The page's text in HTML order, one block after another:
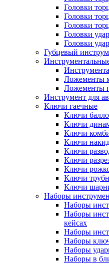
Головки
Головки
Головки
Головки
Головки
Губцевый
Ложементы
Ложементы
Инструмент для
Ключи гаечные
Ключи
Ключи
Ключи
Ключи
Ключи
Ключи
Ключи
Ключи
Ключи
Наборы
Наборы
Наборы
кейсах
Наборы
Наборы
Наборы
Наборы в